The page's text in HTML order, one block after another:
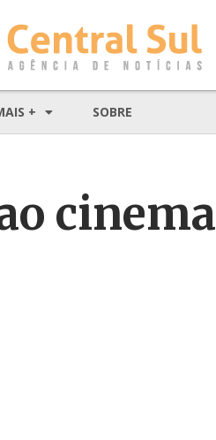
+ SOBRE
cinema